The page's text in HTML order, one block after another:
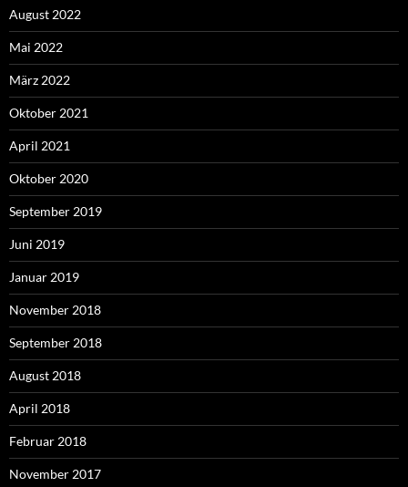
August 2022
Mai 2022
März 2022
Oktober 2021
April 2021
Oktober 2020
September 2019
Juni 2019
Januar 2019
November 2018
September 2018
August 2018
April 2018
Februar 2018
November 2017